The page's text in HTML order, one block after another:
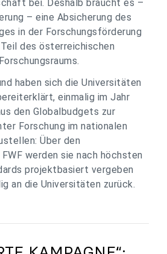
bei. Deshalb braucht es –
– eine Absicherung des
in der Forschungsförderung
des österreichischen
haben sich die Universitäten
einmalig im Jahr
den Globalbudgets zur
Forschung im nationalen
Über den
werden sie nach höchsten
projektbasiert vergeben
an die Universitäten zurück.
starken Wissenschafts- und